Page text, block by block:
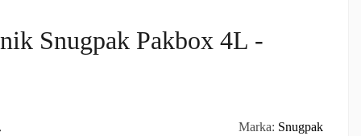
Snugpak Pakbox 4L -
Marka: Snugpak